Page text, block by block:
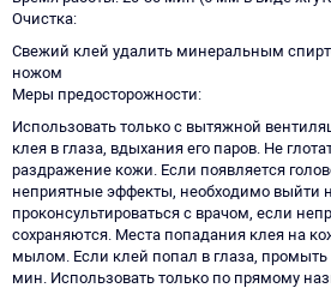
Очистка
Свежий клей удалить минеральным
ножом
Меры предосторожности
Использовать только с вытяжной
клея в глаза, вдыхания его паров. Не
раздражение кожи. Если появляется
неприятные эффекты, необходимо выйти
проконсультироваться с врачом, если
сохраняются. Места попадания клея на
мылом. Если клей попал в глаза, промыть
мин. Использовать только по прямому